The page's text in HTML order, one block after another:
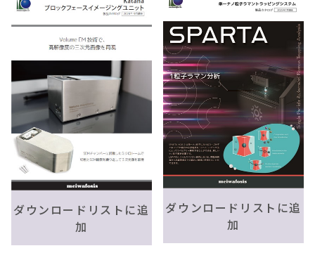
ダウンロードリストに追
加
ダウンロードリストに追
加